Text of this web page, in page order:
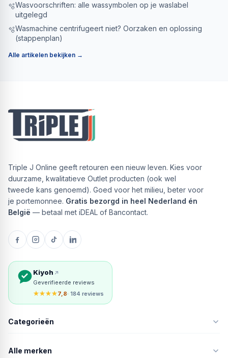
🫧Wasvoorschriften: alle wassymbolen op je waslabel
uitgelegd
🫧Wasmachine centrifugeert niet? Oorzaken en oplossing
(stappenplan)
Alle artikelen bekijken →
Triple J Online geeft retouren een nieuw leven. Kies voor
duurzame, kwalitatieve Outlet producten (ook wel
tweede kans genoemd). Goed voor het milieu, beter voor
je portemonnee. Gratis bezorgd in heel Nederland én
België — betaal met iDEAL of Bancontact.
Kiyoh
Geverifieerde reviews
★★★★7,8· 184 reviews
Categorieën
Alle merken